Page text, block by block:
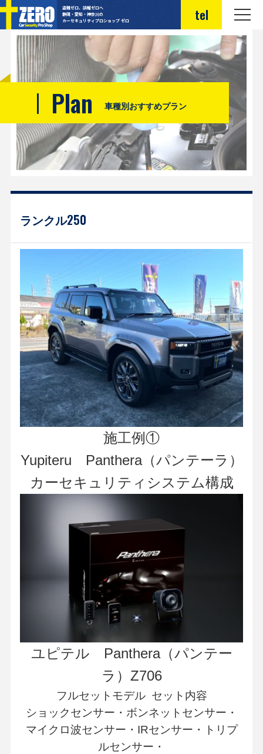
盗難ゼロ、誤報ゼロへ
静岡・愛知・神奈川の
カーセキュリティプロショップ ゼロ
tel
Plan 車種別おすすめプラン
ランクル250
施工例①
Yupiteru Panthera（パンテーラ）
カーセキュリティシステム構成
ユピテル Panthera（パンテー
ラ）Z706
フルセットモデル セット内容
ショックセンサー・ボンネットセンサー・
マイクロ波センサー・IRセンサー・トリプ
ルセンサー・